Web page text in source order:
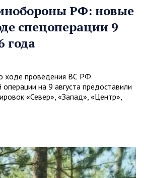
РФ: новые
спецоперации 9
года
ходе проведения ВС РФ
на 9 августа предоставили
«Север», «Запад», «Центр»,